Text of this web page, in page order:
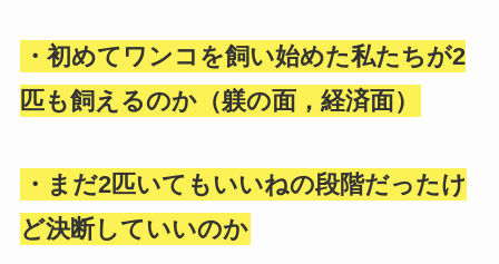
・初めてワンコを飼い始めた私たちが2
匹も飼えるのか（躾の面，経済面）
・まだ2匹いてもいいねの段階だったけ
ど決断していいのか